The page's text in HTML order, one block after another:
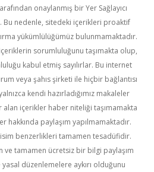
onaylanmış bir Yer Sağlayıcı
Bu nedenle, sitedeki içerikleri proaktif
yükümlülüğümüz bulunmamaktadır.
sorumluluğunu taşımakta olup,
kabul etmiş sayılırlar. Bu internet
veya şahıs şirketi ile hiçbir bağlantısı
kendi hazırladığımız makaleler
alan içerikler haber niteliği taşımamakta
hakkında paylaşım yapılmamaktadır.
benzerlikleri tamamen tesadüfidir.
ve tamamen ücretsiz bir bilgi paylaşım
düzenlemelere aykırı olduğunu